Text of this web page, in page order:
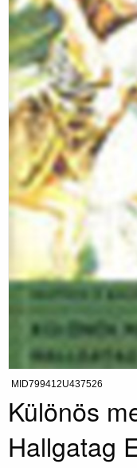
MID799412U437526
Különös
Hallgatag